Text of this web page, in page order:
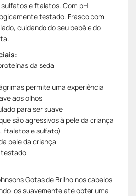
e ftalatos. Com pH
testado. Frasco com
cuidando do seu bebê e do
da seda
permite uma experiência
aos olhos
para ser suave
são agressivos à pele da criança
ftalatos e sulfato)
pele da criança
testado
Gotas de Brilho nos cabelos
os suavemente até obter uma